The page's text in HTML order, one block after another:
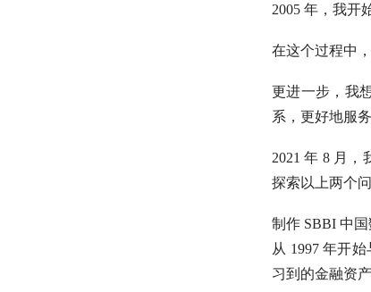
2005 年，我开
在这个过程中
更进一步，我
系，更好地服务
2021 年 8 月
探索以上两个
制作 SBBI 中
从 1997 年开
习到的金融资